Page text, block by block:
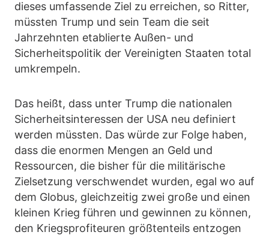
dieses umfassende Ziel zu erreichen, so Ritter,
müssten Trump und sein Team die seit
Jahrzehnten etablierte Außen- und
Sicherheitspolitik der Vereinigten Staaten total
umkrempeln.
Das heißt, dass unter Trump die nationalen
Sicherheitsinteressen der USA neu definiert
werden müssten. Das würde zur Folge haben,
dass die enormen Mengen an Geld und
Ressourcen, die bisher für die militärische
Zielsetzung verschwendet wurden, egal wo auf
dem Globus, gleichzeitig zwei große und einen
kleinen Krieg führen und gewinnen zu können,
den Kriegsprofiteuren größtenteils entzogen